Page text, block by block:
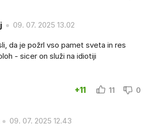
09. 07. 2025 13.02
da je požrl vso pamet sveta in res
- sicer on služi na idiotiji
+11 11 0
09. 07. 2025 12.43